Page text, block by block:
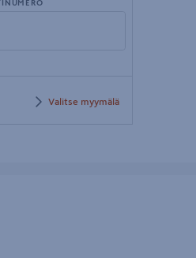
Valitse myymälä